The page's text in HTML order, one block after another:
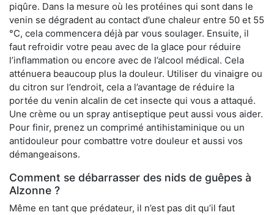
piqûre. Dans la mesure où les protéines qui sont dans le
venin se dégradent au contact d’une chaleur entre 50 et 55
°C, cela commencera déjà par vous soulager. Ensuite, il
faut refroidir votre peau avec de la glace pour réduire
l’inflammation ou encore avec de l’alcool médical. Cela
atténuera beaucoup plus la douleur. Utiliser du vinaigre ou
du citron sur l’endroit, cela a l’avantage de réduire la
portée du venin alcalin de cet insecte qui vous a attaqué.
Une crème ou un spray antiseptique peut aussi vous aider.
Pour finir, prenez un comprimé antihistaminique ou un
antidouleur pour combattre votre douleur et aussi vos
démangeaisons.
Comment se débarrasser des nids de guêpes à
Alzonne ?
Même en tant que prédateur, il n’est pas dit qu’il faut